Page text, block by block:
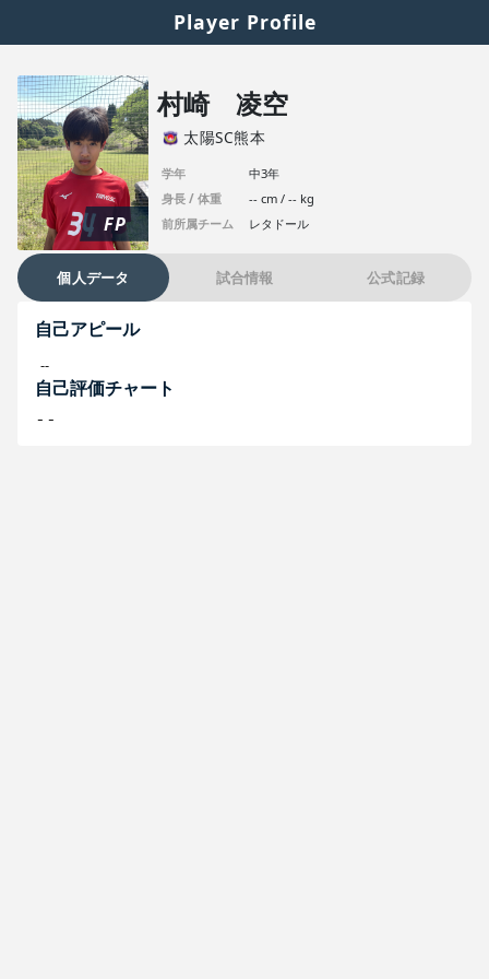
Player Profile
FP
村崎 凌空
太陽SC熊本
学年
中3年
身長 / 体重
-- cm / -- kg
前所属チーム
レタドール
個人データ 試合情報 公式記録
自己アピール
--
自己評価チャート
--